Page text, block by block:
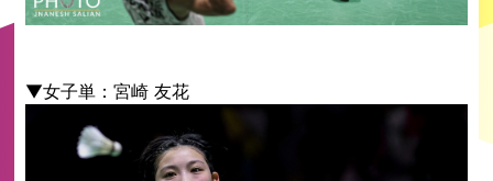
▼女子単：宮崎 友花